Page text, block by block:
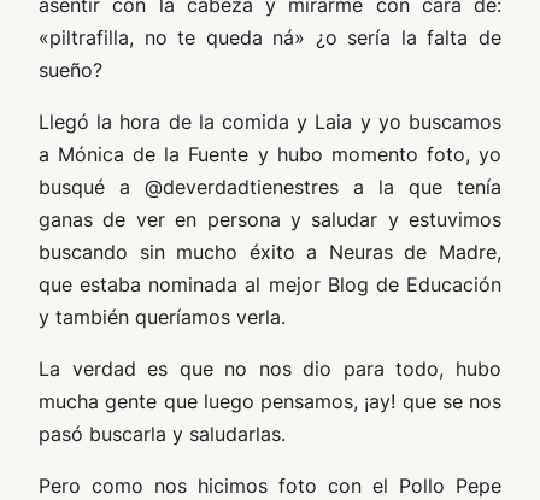
asentir con la cabeza y mirarme con cara de:
«piltrafilla, no te queda ná» ¿o sería la falta de
sueño?
Llegó la hora de la comida y Laia y yo buscamos
a Mónica de la Fuente y hubo momento foto, yo
busqué a @deverdadtienestres a la que tenía
ganas de ver en persona y saludar y estuvimos
buscando sin mucho éxito a Neuras de Madre,
que estaba nominada al mejor Blog de Educación
y también queríamos verla.
La verdad es que no nos dio para todo, hubo
mucha gente que luego pensamos, ¡ay! que se nos
pasó buscarla y saludarlas.
Pero como nos hicimos foto con el Pollo Pepe